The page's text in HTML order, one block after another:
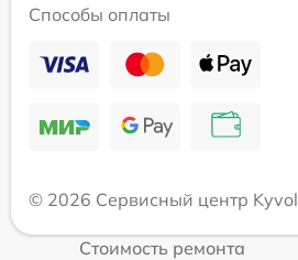
Способы оплаты
© 2026 Сервисный центр Kyvol
Стоимость ремонта